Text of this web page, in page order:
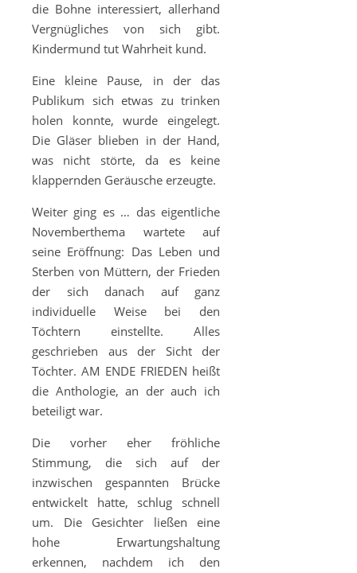
die Bohne interessiert, allerhand
Vergnügliches von sich gibt.
Kindermund tut Wahrheit kund.
Eine kleine Pause, in der das
Publikum sich etwas zu trinken
holen konnte, wurde eingelegt.
Die Gläser blieben in der Hand,
was nicht störte, da es keine
klappernden Geräusche erzeugte.
Weiter ging es … das eigentliche
Novemberthema wartete auf
seine Eröffnung: Das Leben und
Sterben von Müttern, der Frieden
der sich danach auf ganz
individuelle Weise bei den
Töchtern einstellte. Alles
geschrieben aus der Sicht der
Töchter. AM ENDE FRIEDEN heißt
die Anthologie, an der auch ich
beteiligt war.
Die vorher eher fröhliche
Stimmung, die sich auf der
inzwischen gespannten Brücke
entwickelt hatte, schlug schnell
um. Die Gesichter ließen eine
hohe Erwartungshaltung
erkennen, nachdem ich den